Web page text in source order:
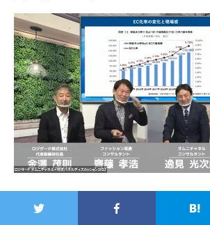
齊藤 孝浩（さいとう たかひろ）